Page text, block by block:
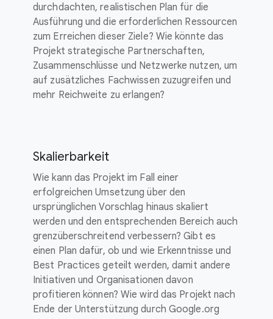
durchdachten, realistischen Plan für die
Ausführung und die erforderlichen Ressourcen
zum Erreichen dieser Ziele? Wie könnte das
Projekt strategische Partnerschaften,
Zusammenschlüsse und Netzwerke nutzen, um
auf zusätzliches Fachwissen zuzugreifen und
mehr Reichweite zu erlangen?
Skalierbarkeit
Wie kann das Projekt im Fall einer
erfolgreichen Umsetzung über den
ursprünglichen Vorschlag hinaus skaliert
werden und den entsprechenden Bereich auch
grenzüberschreitend verbessern? Gibt es
einen Plan dafür, ob und wie Erkenntnisse und
Best Practices geteilt werden, damit andere
Initiativen und Organisationen davon
profitieren können? Wie wird das Projekt nach
Ende der Unterstützung durch Google.org